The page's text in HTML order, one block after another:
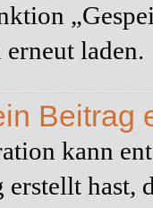
laden.
Beitrag
kann
hast,